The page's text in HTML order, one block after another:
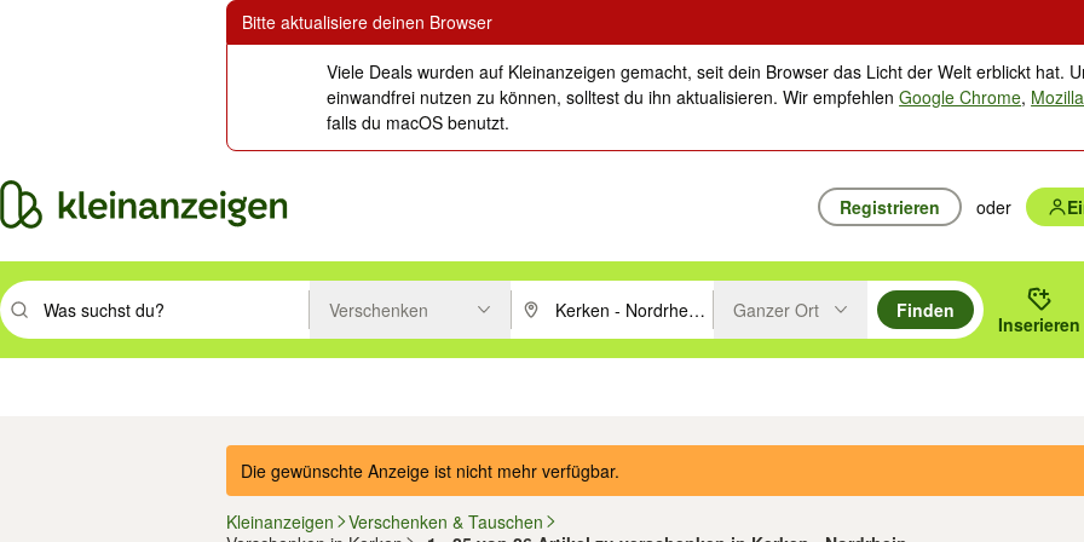
Bitte aktualisiere deinen Browser
Viele Deals wurden auf Kleinanzeigen gemacht, seit dein Browser das Licht der Welt erblickt hat.
einwandfrei nutzen zu können, solltest du ihn aktualisieren. Wir empfehlenGoogle Chrome,
falls du macOS benutzt.
Registrieren oder
Suchbegriff eingeben. Eingabetaste drücken um zu suchen, oder Vorschläge mit den Pfeiltasten nach oben/unten durchsuchen und mit
Verschenken PLZ oder Ort eingeben. Eingabetaste drücken um zu suchen, oder
Ganzer Ort
Finden
Inserieren
Die gewünschte Anzeige ist nicht mehr verfügbar.
Kleinanzeigen
Verschenken & Tauschen